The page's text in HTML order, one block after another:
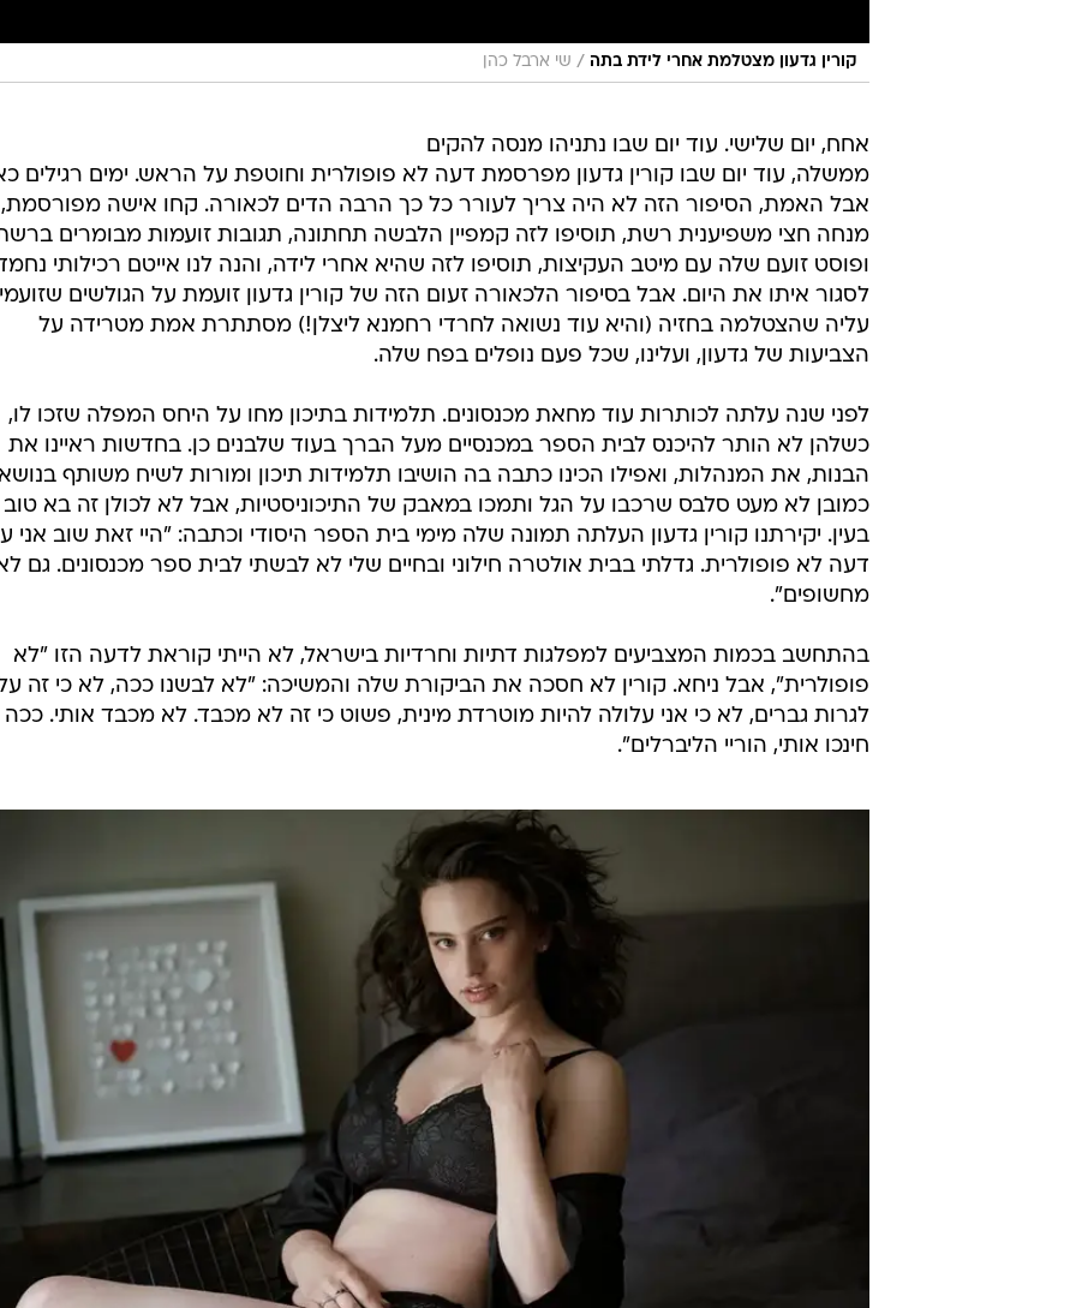
קורין גדעון מצטלמת אחרי לידת בתה / שי ארבל כהן
אחח, יום שלישי. עוד יום שבו נתניהו מנסה להקים
ממשלה, עוד יום שבו קורין גדעון מפרסמת דעה לא פופולרית וחוטפת על הראש. ימים רגילים
אבל האמת, הסיפור הזה לא היה צריך לעורר כל כך הרבה הדים לכאורה. קחו אישה מפורסמת,
מנחה חצי משפיענית רשת, תוסיפו לזה קמפיין הלבשה תחתונה, תגובות זועמות מבומרים ברשת
ופוסט זועם שלה עם מיטב העקיצות, תוסיפו לזה שהיא אחרי לידה, והנה לנו אייטם רכילותי נחמד
לסגור איתו את היום. אבל בסיפור הלכאורה זעום הזה של קורין גדעון זועמת על הגולשים
עליה שהצטלמה בחזיה (והיא עוד נשואה לחרדי רחמנא ליצלן!) מסתתרת אמת מטרידה על
לפני שנה עלתה לכותרות עוד מחאת מכנסונים. תלמידות בתיכון מחו על היחס המפלה שזכו לו,
כשלהן לא הותר להיכנס לבית הספר במכנסיים מעל הברך בעוד שלבנים כן. בחדשות ראיינו את
הבנות, את המנהלות, ואפילו הכינו כתבה בה הושיבו תלמידות תיכון ומורות לשיח משותף בנושא.
דעה לא פופולרית. גדלתי בבית אולטרה חילוני ובחיים שלי לא לבשתי לבית ספר מכנסונים. גם לא
בהתחשב בכמות המצביעים למפלגות דתיות וחרדיות בישראל, לא הייתי קוראת לדעה הזו "לא
פופולרית", אבל ניחא. קורין לא חסכה את הביקורת שלה והמשיכה: "לא לבשנו ככה, לא כי זה
לגרות גברים, לא כי אני עלולה להיות מוטרדת מינית, פשוט כי זה לא מכבד. לא מכבד אותי. ככה